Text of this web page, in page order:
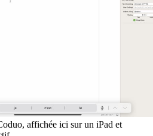
affichée ici sur un iPad et